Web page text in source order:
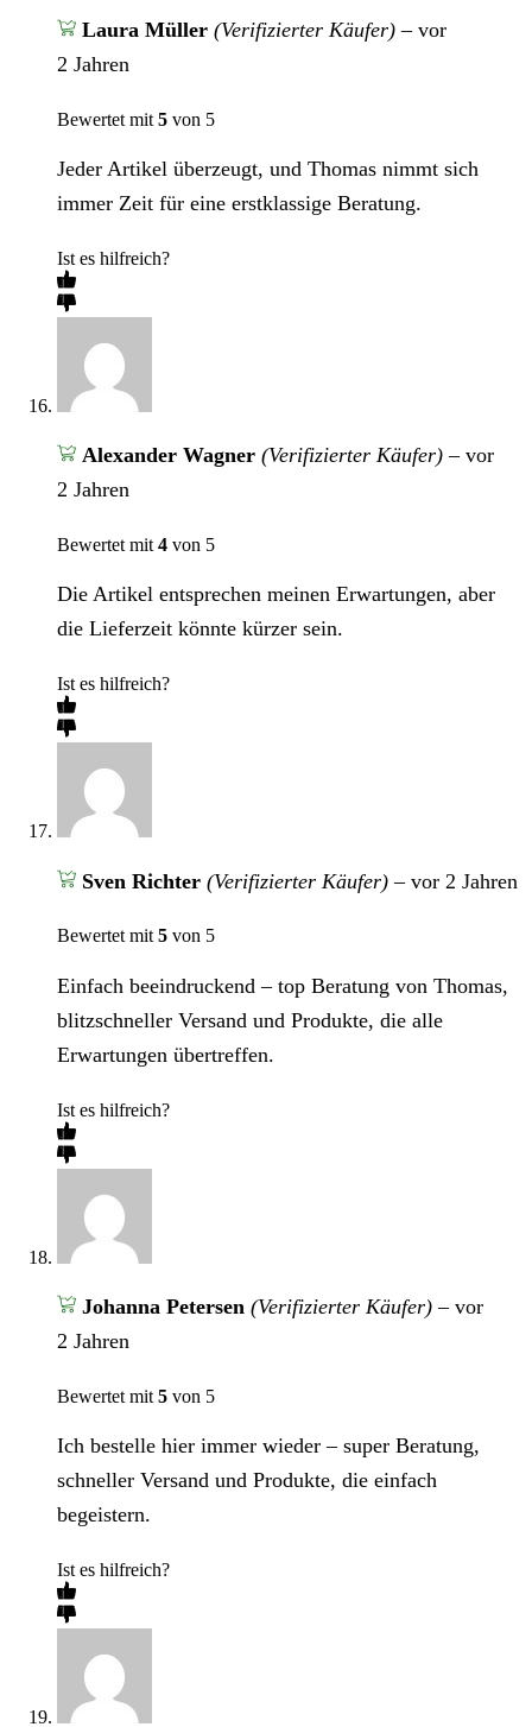
Laura Müller (Verifizierter Käufer) – vor
2 Jahren
Bewertet mit 5 von 5
Jeder Artikel überzeugt, und Thomas nimmt sich
immer Zeit für eine erstklassige Beratung.
Ist es hilfreich?
Alexander Wagner (Verifizierter Käufer) – vor
2 Jahren
Bewertet mit 4 von 5
Die Artikel entsprechen meinen Erwartungen, aber
die Lieferzeit könnte kürzer sein.
Ist es hilfreich?
Sven Richter (Verifizierter Käufer) – vor 2 Jahren
Bewertet mit 5 von 5
Einfach beeindruckend – top Beratung von Thomas,
blitzschneller Versand und Produkte, die alle
Erwartungen übertreffen.
Ist es hilfreich?
Johanna Petersen (Verifizierter Käufer) – vor
2 Jahren
Bewertet mit 5 von 5
Ich bestelle hier immer wieder – super Beratung,
schneller Versand und Produkte, die einfach
begeistern.
Ist es hilfreich?